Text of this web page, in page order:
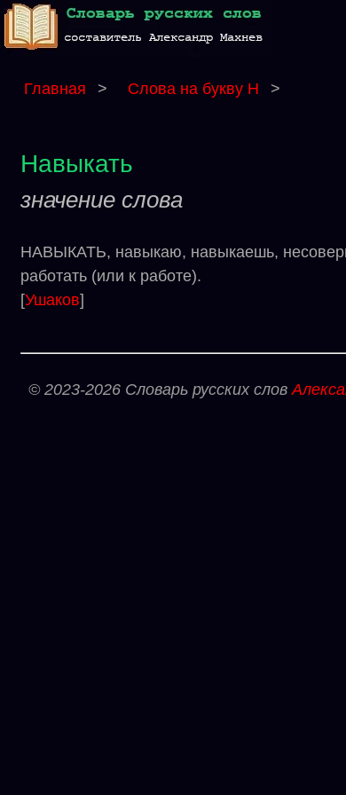
Главная > Слова на букву Н >
Навыкать
значение слова
НАВЫКАТЬ, навыкаю, навыкаешь,
работать (или к работе).
[Ушаков]
© 2023-2026 Словарь русских слов